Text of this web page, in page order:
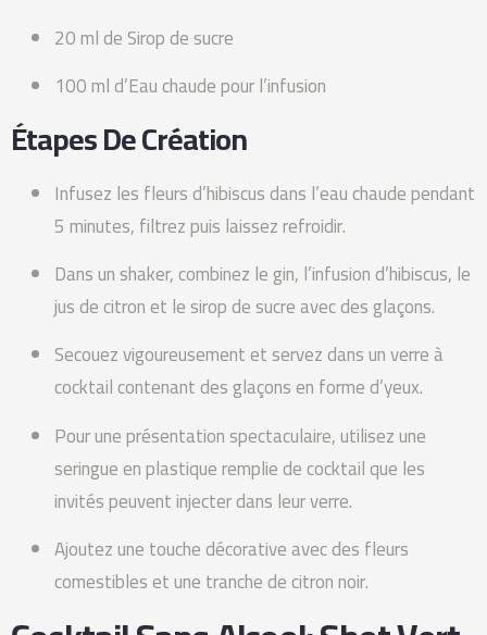
20 ml de Sirop de sucre
100 ml d’Eau chaude pour l’infusion
Étapes De Création
Infusez les fleurs d’hibiscus dans l’eau chaude pendant
5 minutes, filtrez puis laissez refroidir.
Dans un shaker, combinez le gin, l’infusion d’hibiscus, le
jus de citron et le sirop de sucre avec des glaçons.
Secouez vigoureusement et servez dans un verre à
cocktail contenant des glaçons en forme d’yeux.
Pour une présentation spectaculaire, utilisez une
seringue en plastique remplie de cocktail que les
invités peuvent injecter dans leur verre.
Ajoutez une touche décorative avec des fleurs
comestibles et une tranche de citron noir.